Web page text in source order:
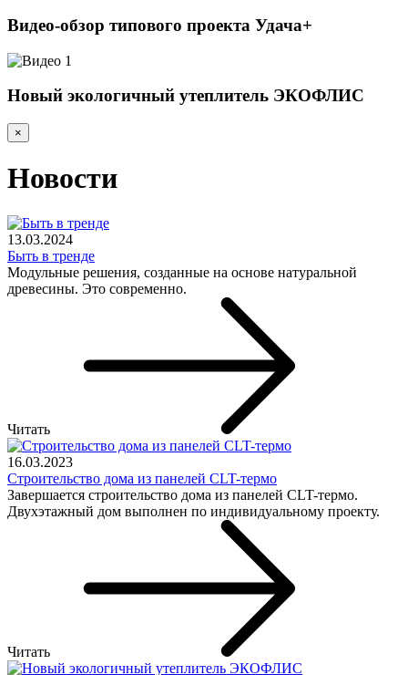
Видео-обзор типового проекта Удача+
Новый экологичный утеплитель ЭКОФЛИС
×
Новости
13.03.2024
Быть в тренде
Модульные решения, созданные на основе натуральной
древесины. Это современно.
Читать
16.03.2023
Строительство дома из панелей CLT-термо
Завершается строительство дома из панелей CLT-термо.
Двухэтажный дом выполнен по индивидуальному проекту.
Читать